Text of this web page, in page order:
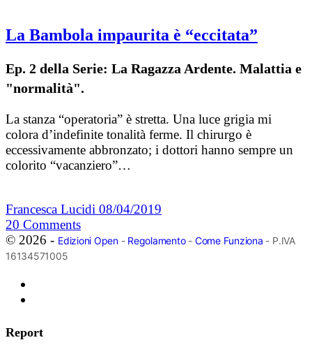
La Bambola impaurita è “eccitata”
Ep. 2 della Serie: La Ragazza Ardente. Malattia e
"normalità".
La stanza “operatoria” è stretta. Una luce grigia mi
colora d’indefinite tonalità ferme. Il chirurgo è
eccessivamente abbronzato; i dottori hanno sempre un
colorito “vacanziero”…
Francesca Lucidi 08/04/2019
20 Comments
© 2026 - Edizioni Open- Regolamento- Come Funziona - P.IVA
16134571005
Report